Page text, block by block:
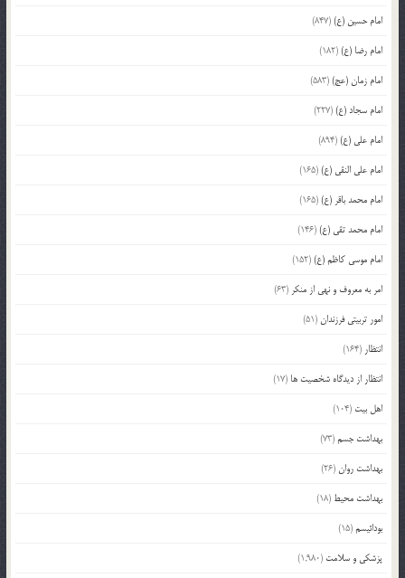
امام حسین (ع)(847)
امام رضا (ع)(182)
امام زمان (عج)(583)
امام سجاد (ع)(227)
امام علی (ع)(894)
امام علی النقی (ع)(165)
امام محمد باقر (ع)(165)
امام محمد تقی (ع)(146)
امام موسی کاظم (ع)(152)
امر به معروف و نهی از منکر (63)
امور تربیتی فرزندان(51)
انتظار (164)
انتظار از دیدگاه شخصیت ها (17)
اهل بیت (104)
بهداشت جسم(73)
بهداشت روان(26)
بهداشت محیط (18)
بودائیسم(15)
پزشکی و سلامت (1,980)